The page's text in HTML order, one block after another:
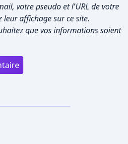
votre pseudo et l'URL de votre
leur affichage sur ce site.
que vos informations soient